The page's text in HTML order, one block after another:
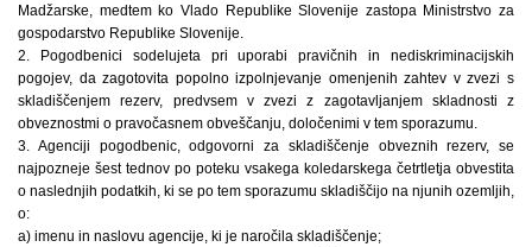
Madžarske, medtem ko Vlado Republike Slovenije zastopa Ministrstvo za
gospodarstvo Republike Slovenije.
2. Pogodbenici sodelujeta pri uporabi pravičnih in nediskriminacijskih
pogojev, da zagotovita popolno izpolnjevanje omenjenih zahtev v zvezi s
skladiščenjem rezerv, predvsem v zvezi z zagotavljanjem skladnosti z
obveznostmi o pravočasnem obveščanju, določenimi v tem sporazumu.
3. Agenciji pogodbenic, odgovorni za skladiščenje obveznih rezerv, se
najpozneje šest tednov po poteku vsakega koledarskega četrtletja obvestita
o naslednjih podatkih, ki se po tem sporazumu skladiščijo na njunih ozemljih,
o:
a) imenu in naslovu agencije, ki je naročila skladiščenje;